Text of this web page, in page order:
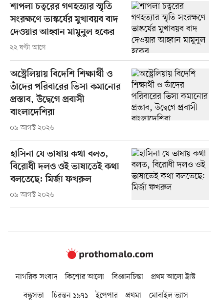
শাপলা চত্বরের গণহত্যার স্মৃতি
সংরক্ষণে ভাস্কর্যের মুখাবয়ব বাদ
দেওয়ার আহ্বান মামুনুল হকের
২২ ঘণ্টা আগে
অস্ট্রেলিয়ায় বিদেশি শিক্ষার্থী ও
তাঁদের পরিবারের ভিসা কমানোর
প্রস্তাব, উদ্বেগে প্রবাসী
বাংলাদেশিরা
০৯ আগস্ট ২০২৬
হাসিনা যে ভাষায় কথা বলত,
বিরোধী দলও ওই ভাষাতেই কথা
বলতেছে: মির্জা ফখরুল
০৯ আগস্ট ২০২৬
নাগরিক সংবাদ কিশোর আলো বিজ্ঞানচিন্তা
প্রথম আলো ট্রাস্ট
বন্ধুসভা
চিরন্তন ১৯৭১ ইপেপার প্রথমা মোবাইল ভ্যাস